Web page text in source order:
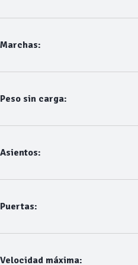
Marchas:
Peso sin carga:
Asientos:
Puertas:
Velocidad máxima: